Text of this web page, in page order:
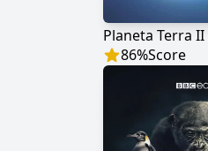
Planeta Terra II
86%Score